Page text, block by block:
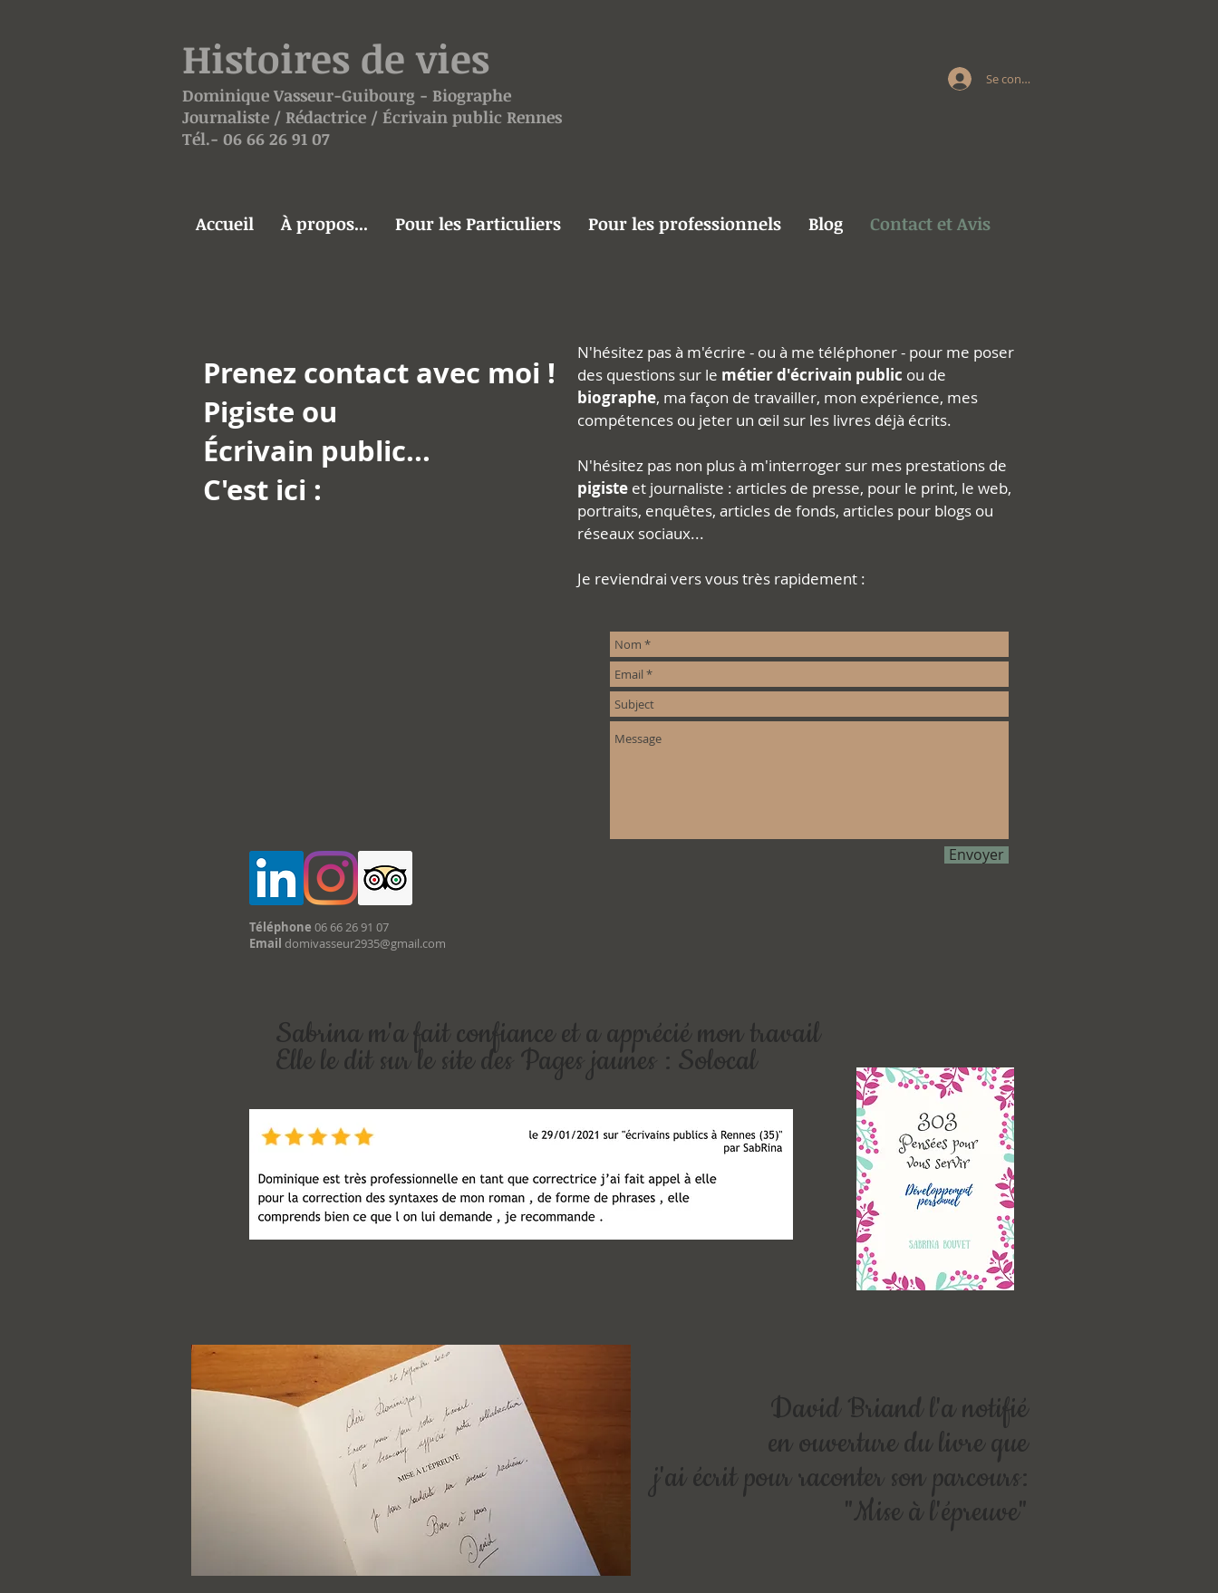
Histoires de vies
Dominique Vasseur-Guibourg - Biographe
Journaliste / Rédactrice / Écrivain public Rennes
Tél.- 06 66 26 91 07
Se connecter
Accueil À propos... Pour les Particuliers Pour les professionnels Blog Contact et Avis
Prenez contact avec moi !
Pigiste ou
Écrivain public...
C'est ici :
N'hésitez pas à m'écrire - ou à me téléphoner - pour me poser
des questions sur le métier d'écrivain public ou de
biographe, ma façon de travailler, mon expérience, mes
compétences ou jeter un œil sur les livres déjà écrits.
N'hésitez pas non plus à m'interroger sur mes prestations de
pigiste et journaliste : articles de presse, pour le print, le web,
portraits, enquêtes, articles de fonds, articles pour blogs ou
réseaux sociaux...
Je reviendrai vers vous très rapidement :
Envoyer
Téléphone 06 66 26 91 07
Email domivasseur2935@gmail.com
Sabrina m'a fait confiance et a apprécié mon travail
Elle le dit sur le site des Pages jaunes : Solocal
David Briand l'a notifié
en ouverture du livre que
j'ai écrit pour raconter son parcours:
"Mise à l'épreuve"